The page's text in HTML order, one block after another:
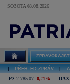
SOBOTA 08.08.2026
PŘEHLED ZPRÁV
PX 2 785,07 -0,71% DAX